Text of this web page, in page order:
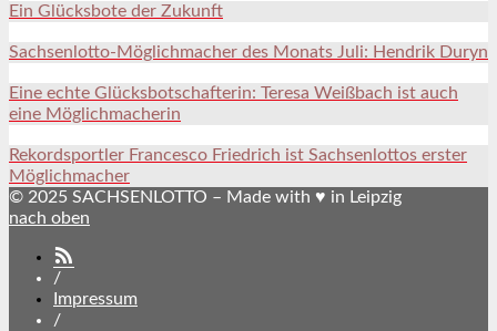
Ein Glücksbote der Zukunft
Sachsenlotto-Möglichmacher des Monats Juli: Hendrik Duryn
Eine echte Glücksbotschafterin: Teresa Weißbach ist auch
eine Möglichmacherin
Rekordsportler Francesco Friedrich ist Sachsenlottos erster
Möglichmacher
© 2025 SACHSENLOTTO – Made with ♥ in Leipzig
nach oben
/
Impressum
/